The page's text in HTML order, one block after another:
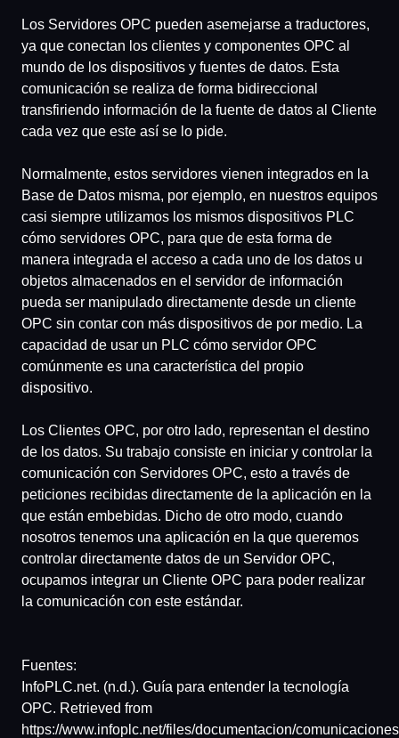
Los Servidores OPC pueden asemejarse a traductores,
ya que conectan los clientes y componentes OPC al
mundo de los dispositivos y fuentes de datos. Esta
comunicación se realiza de forma bidireccional
transfiriendo información de la fuente de datos al Cliente
cada vez que este así se lo pide.
Normalmente, estos servidores vienen integrados en la
Base de Datos misma, por ejemplo, en nuestros equipos
casi siempre utilizamos los mismos dispositivos PLC
cómo servidores OPC, para que de esta forma de
manera integrada el acceso a cada uno de los datos u
objetos almacenados en el servidor de información
pueda ser manipulado directamente desde un cliente
OPC sin contar con más dispositivos de por medio. La
capacidad de usar un PLC cómo servidor OPC
comúnmente es una característica del propio
dispositivo.
Los Clientes OPC, por otro lado, representan el destino
de los datos. Su trabajo consiste en iniciar y controlar la
comunicación con Servidores OPC, esto a través de
peticiones recibidas directamente de la aplicación en la
que están embebidas. Dicho de otro modo, cuando
nosotros tenemos una aplicación en la que queremos
controlar directamente datos de un Servidor OPC,
ocupamos integrar un Cliente OPC para poder realizar
la comunicación con este estándar.
Fuentes:
InfoPLC.net. (n.d.). Guía para entender la tecnología
OPC. Retrieved from
https://www.infoplc.net/files/documentacion/